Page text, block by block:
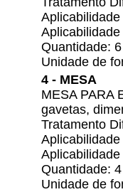
Quantidade: 6
Unidade de
4 - MESA
MESA PARA
gavetas,
Tratamento
Quantidade: 4
Unidade de